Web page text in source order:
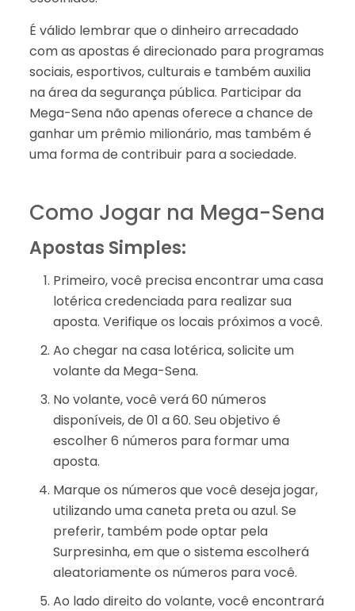
É válido lembrar que o dinheiro arrecadado
com as apostas é direcionado para programas
sociais, esportivos, culturais e também auxilia
na área da segurança pública. Participar da
Mega-Sena não apenas oferece a chance de
ganhar um prêmio milionário, mas também é
uma forma de contribuir para a sociedade.
Como Jogar na Mega-Sena
Apostas Simples:
Primeiro, você precisa encontrar uma casa
lotérica credenciada para realizar sua
aposta. Verifique os locais próximos a você.
Ao chegar na casa lotérica, solicite um
volante da Mega-Sena.
No volante, você verá 60 números
disponíveis, de 01 a 60. Seu objetivo é
escolher 6 números para formar uma
aposta.
Marque os números que você deseja jogar,
utilizando uma caneta preta ou azul. Se
preferir, também pode optar pela
Surpresinha, em que o sistema escolherá
aleatoriamente os números para você.
Ao lado direito do volante, você encontrará